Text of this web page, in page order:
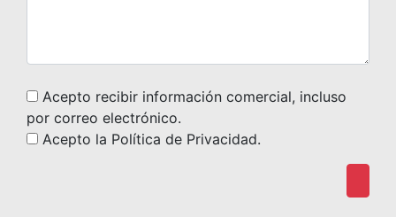
Acepto recibir información comercial, incluso
por correo electrónico.
Acepto la Política de Privacidad.